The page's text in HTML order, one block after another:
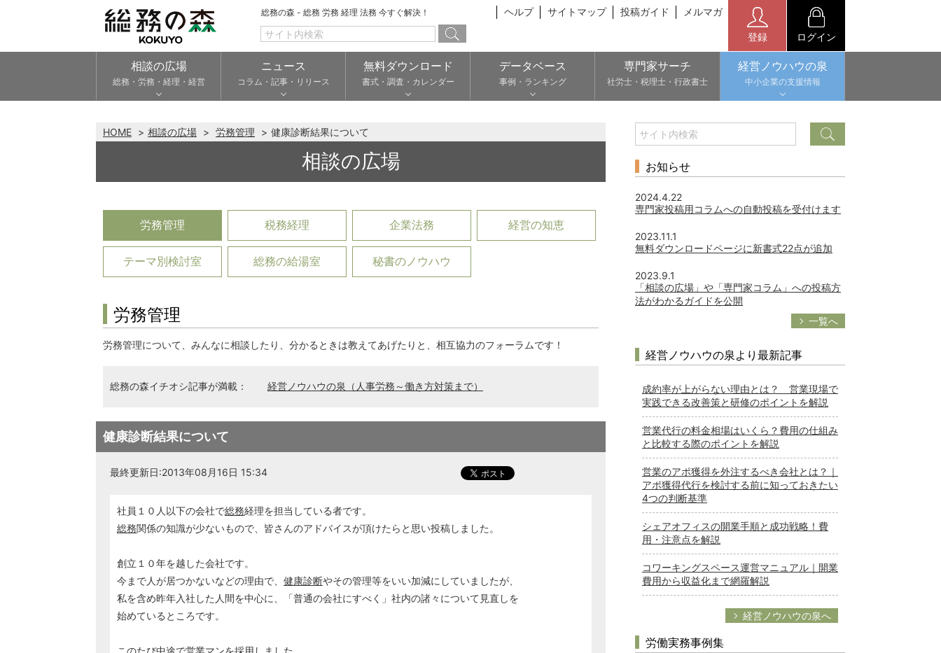
総務の森 - 総務 労務 経理 法務 今すぐ解決！ ヘルプ サイトマップ 投稿ガイド メルマガ
登録 ログイン
相談の広場
総務・労務・経理・経営
ニュース
コラム・記事・リリース
無料ダウンロード
書式・調査・カレンダー
データベース
事例・ランキング
専門家サーチ
社労士・税理士・行政書士
経営ノウハウの泉
中小企業の支援情報
HOME 相談の広場 労務管理 健康診断結果について
相談の広場
労務管理 税務経理 企業法務 経営の知恵
テーマ別検討室 総務の給湯室 秘書のノウハウ
労務管理
労務管理について、みんなに相談したり、分かるときは教えてあげたりと、相互協力のフォーラムです！
総務の森イチオシ記事が満載： 経営ノウハウの泉（人事労務～働き方対策まで）
健康診断結果について
最終更新日:2013年08月16日 15:34
社員１０人以下の会社で総務経理を担当している者です。
総務関係の知識が少ないもので、皆さんのアドバイスが頂けたらと思い投稿しました。
創立１０年を越した会社です。
今まで人が居つかないなどの理由で、 健康診断やその管理等をいい加減にしていましたが、
私を含め昨年入社した人間を中心に、「普通の会社にすべく」社内の諸々について見直しを
始めているところです。
お知らせ
2024.4.22
専門家投稿用コラムへの自動投稿を受付けます
2023.11.1
無料ダウンロードページに新書式22点が追加
2023.9.1
「相談の広場」や「専門家コラム」への投稿方
法がわかるガイドを公開
一覧へ
経営ノウハウの泉より最新記事
成約率が上がらない理由とは？ 営業現場で
実践できる改善策と研修のポイントを解説
営業代行の料金相場はいくら？費用の仕組み
と比較する際のポイントを解説
営業のアポ獲得を外注するべき会社とは？｜
アポ獲得代行を検討する前に知っておきたい
4つの判断基準
シェアオフィスの開業手順と成功戦略！費
用・注意点を解説
コワーキングスペース運営マニュアル｜開業
費用から収益化まで網羅解説
経営ノウハウの泉へ
労働実務事例集